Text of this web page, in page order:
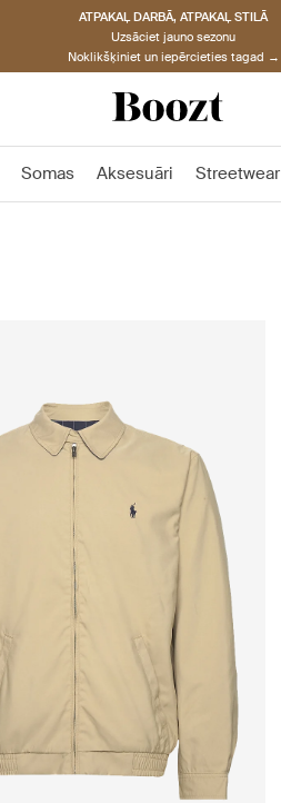
ATPAKAĻ DARBĀ, ATPAKAĻ STILĀ
Uzsāciet jauno sezonu
Noklikšķiniet un iepērcieties tagad →
Somas Aksesuāri Streetwear